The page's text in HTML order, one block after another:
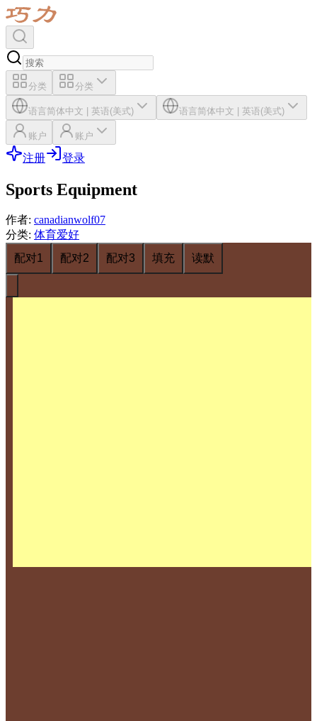
分类 分类
语言简体中文 | 英语(美式) 语言简体中文 | 英语(美式)
账户 账户
注册 登录
Sports Equipment
作者: canadianwolf07
分类: 体育爱好
配对1
配对2 配对3 填充 读默